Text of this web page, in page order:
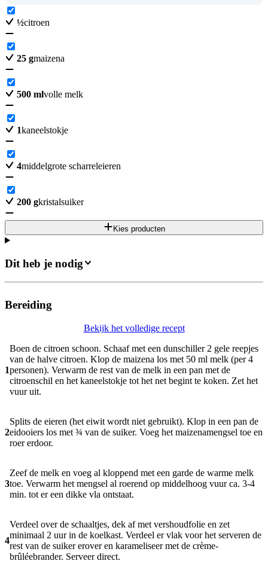
½citroen
25 gmaizena
500 mlvolle melk
1kaneelstokje
4middelgrote scharreleieren
200 gkristalsuiker
Kies producten
Dit heb je nodig
Bereiding
Bekijk het volledige recept
1
Boen de citroen schoon. Schaaf met een dunschiller 2 gele reepjes
van de halve citroen. Klop de maizena los met 50 ml melk (per 4
personen). Verwarm de rest van de melk in een pan met de
citroenschil en het kaneelstokje tot het net begint te koken. Zet het
vuur uit.
2
Splits de eieren (het eiwit wordt niet gebruikt). Klop in een pan de
eidooiers los met ¾ van de suiker. Voeg het maizenamengsel toe en
roer erdoor.
3
Zeef de melk en voeg al kloppend met een garde de warme melk
toe. Verwarm het mengsel al roerend op middelhoog vuur ca. 3-4
min. tot er een dikke vla ontstaat.
4
Verdeel over de schaaltjes, dek af met vershoudfolie en zet
minimaal 2 uur in de koelkast. Verdeel er vlak voor het serveren de
rest van de suiker erover en karameliseer met de crème-
brûléebrander. Serveer direct.